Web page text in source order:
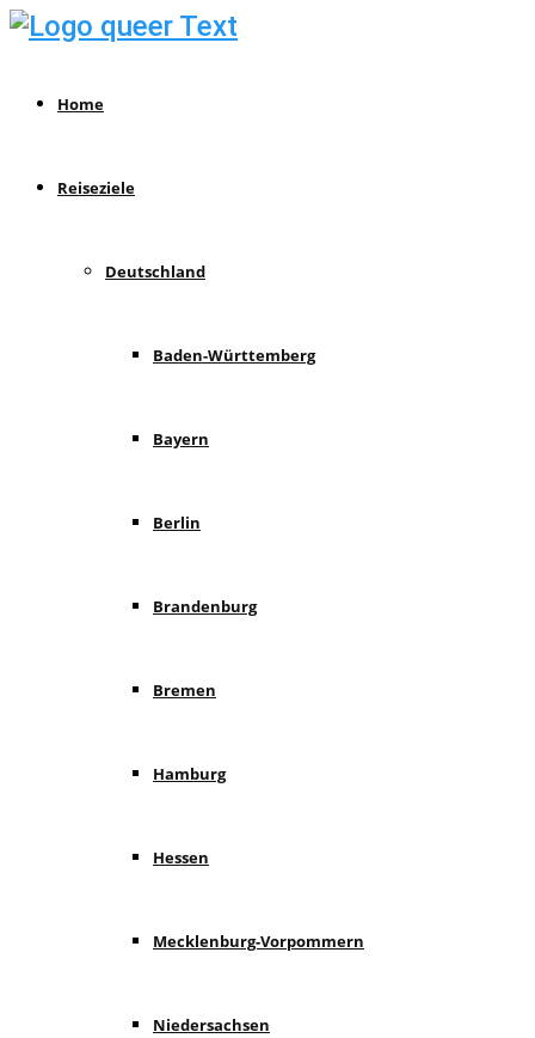
Home
Reiseziele
Deutschland
Baden-Württemberg
Bayern
Berlin
Brandenburg
Bremen
Hamburg
Hessen
Mecklenburg-Vorpommern
Niedersachsen